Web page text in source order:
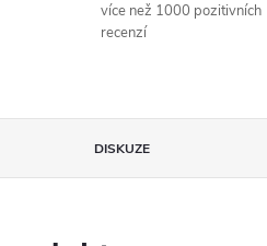
více než 1000 pozitivních
recenzí
DISKUZE